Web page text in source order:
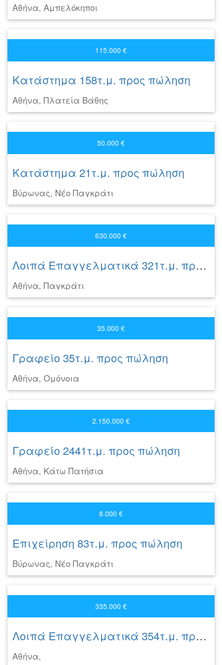
Αθήνα, Αμπελόκηποι
115.000 €
Κατάστημα 158τ.μ. προς πώληση
Αθήνα, Πλατεία Βάθης
50.000 €
Κατάστημα 21τ.μ. προς πώληση
Βύρωνας, Νέο Παγκράτι
630.000 €
Λοιπά Επαγγελματικά 321τ.μ. προς πώληση
Αθήνα, Παγκράτι
35.000 €
Γραφείο 35τ.μ. προς πώληση
Αθήνα, Ομόνοια
2.150.000 €
Γραφείο 2441τ.μ. προς πώληση
Αθήνα, Κάτω Πατήσια
8.000 €
Επιχείρηση 83τ.μ. προς πώληση
Βύρωνας, Νέο Παγκράτι
335.000 €
Λοιπά Επαγγελματικά 354τ.μ. προς πώληση
Αθήνα,